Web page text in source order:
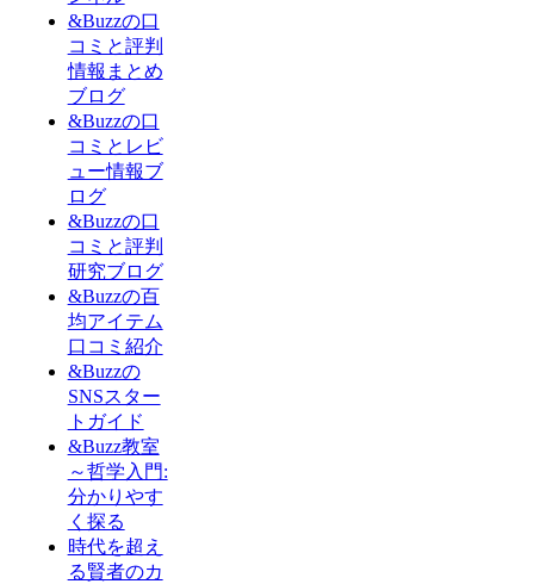
&Buzzの口
コミと評判
情報まとめ
ブログ
&Buzzの口
コミとレビ
ュー情報ブ
ログ
&Buzzの口
コミと評判
研究ブログ
&Buzzの百
均アイテム
口コミ紹介
&Buzzの
SNSスター
トガイド
&Buzz教室
～哲学入門:
分かりやす
く探る
時代を超え
る賢者のカ